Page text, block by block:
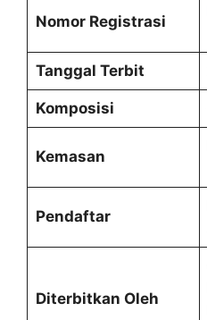
Nomor Registrasi
Tanggal Terbit
Komposisi
Kemasan
Pendaftar
Diterbitkan Oleh